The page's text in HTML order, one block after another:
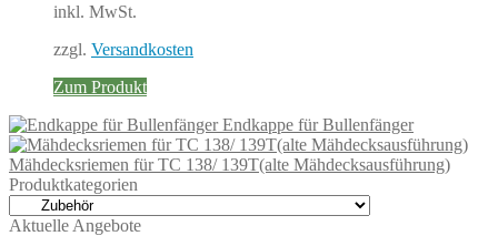
inkl. MwSt.
zzgl. Versandkosten
Zum Produkt
Endkappe für Bullenfänger
Mähdecksriemen für TC 138/ 139T(alte Mähdecksausführung)
Produktkategorien
Aktuelle Angebote